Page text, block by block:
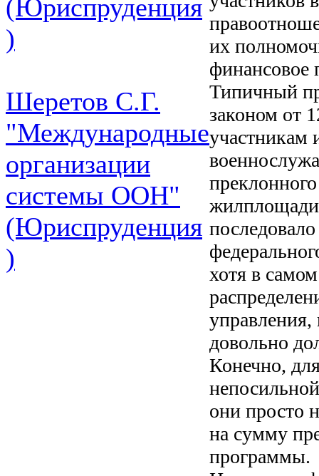
(Юриспруденция
)
Шеретов С.Г.
"Международные
организации
системы ООН"
(Юриспруденция
)
их
финансовое
Типичный
законом от
участникам
жилплощади
хотя в
управления,
довольно
Конечно,
они просто
на сумму
программы.